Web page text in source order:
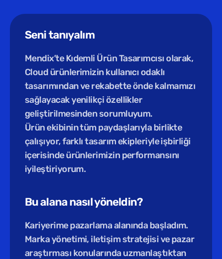
Seni tanıyalım
Mendix’te Kıdemli Ürün Tasarımcısı olarak,
Cloud ürünlerimizin kullanıcı odaklı
tasarımından ve rekabette önde kalmamızı
sağlayacak yenilikçi özellikler
geliştirilmesinden sorumluyum.
Ürün ekibinin tüm paydaşlarıyla birlikte
çalışıyor, farklı tasarım ekipleriyle işbirliği
içerisinde ürünlerimizin performansını
iyileştiriyorum.
Bu alana nasıl yöneldin?
Kariyerime pazarlama alanında başladım.
Marka yönetimi, iletişim stratejisi ve pazar
araştırması konularında uzmanlaştıktan